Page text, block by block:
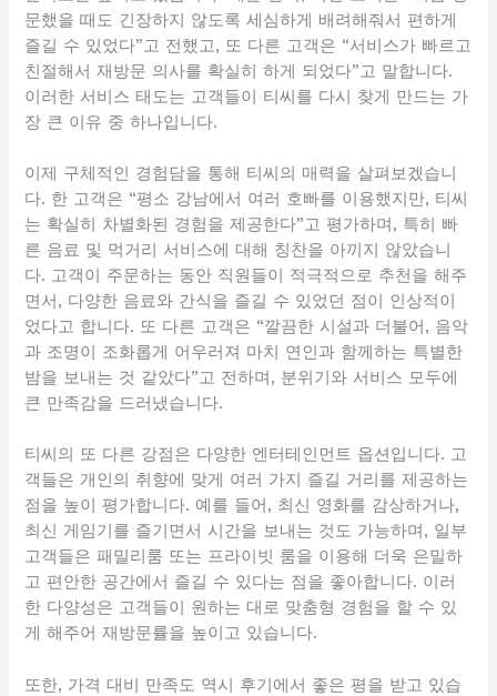
문했을 때도 긴장하지 않도록 세심하게 배려해줘서 편하게
즐길 수 있었다”고 전했고, 또 다른 고객은 “서비스가 빠르고
친절해서 재방문 의사를 확실히 하게 되었다”고 말합니다.
이러한 서비스 태도는 고객들이 티씨를 다시 찾게 만드는 가
장 큰 이유 중 하나입니다.
이제 구체적인 경험담을 통해 티씨의 매력을 살펴보겠습니
다. 한 고객은 “평소 강남에서 여러 호빠를 이용했지만, 티씨
는 확실히 차별화된 경험을 제공한다”고 평가하며, 특히 빠
른 음료 및 먹거리 서비스에 대해 칭찬을 아끼지 않았습니
다. 고객이 주문하는 동안 직원들이 적극적으로 추천을 해주
면서, 다양한 음료와 간식을 즐길 수 있었던 점이 인상적이
었다고 합니다. 또 다른 고객은 “깔끔한 시설과 더불어, 음악
과 조명이 조화롭게 어우러져 마치 연인과 함께하는 특별한
밤을 보내는 것 같았다”고 전하며, 분위기와 서비스 모두에
큰 만족감을 드러냈습니다.
티씨의 또 다른 강점은 다양한 엔터테인먼트 옵션입니다. 고
객들은 개인의 취향에 맞게 여러 가지 즐길 거리를 제공하는
점을 높이 평가합니다. 예를 들어, 최신 영화를 감상하거나,
최신 게임기를 즐기면서 시간을 보내는 것도 가능하며, 일부
고객들은 패밀리룸 또는 프라이빗 룸을 이용해 더욱 은밀하
고 편안한 공간에서 즐길 수 있다는 점을 좋아합니다. 이러
한 다양성은 고객들이 원하는 대로 맞춤형 경험을 할 수 있
게 해주어 재방문률을 높이고 있습니다.
또한, 가격 대비 만족도 역시 후기에서 좋은 평을 받고 있습